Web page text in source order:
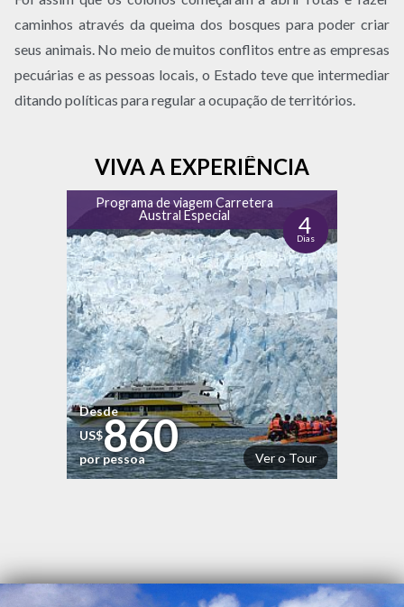
caminhos através da queima dos bosques para poder criar
seus animais. No meio de muitos conflitos entre as empresas
pecuárias e as pessoas locais, o Estado teve que intermediar
ditando políticas para regular a ocupação de territórios.
VIVA A EXPERIÊNCIA
Programa de viagem Carretera
Austral Especial
4
Dias
Ver o Tour
Desde
US$860
por pessoa